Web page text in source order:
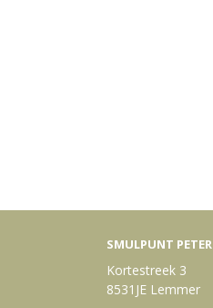
SMULPUNT PETER
Kortestreek 3
8531JE Lemmer